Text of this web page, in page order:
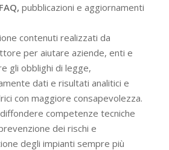
FAQ, pubblicazioni e aggiornamenti
contenuti realizzati da
per aiutare aziende, enti e
gli obblighi di legge,
dati e risultati analitici e
con maggiore consapevolezza.
competenze tecniche
dei rischi e
degli impianti sempre più